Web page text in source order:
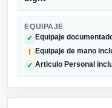
EQUIPAJE
✓ Equipaje
! Equipaje de mano
✓ Articulo Personal